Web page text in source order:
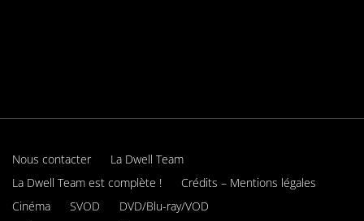
Nous contacter
La Dwell Team
La Dwell Team est complète !
Crédits – Mentions légales
Cinéma
SVOD
DVD/Blu-ray/VOD